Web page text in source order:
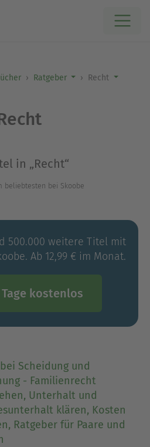
Ratgeber Recht
in „Recht“
beliebtesten bei Skoobe
500.000 weitere Titel mit
Ab 12,99 € im Monat.
Tage kostenlos
Scheidung und
- Familienrecht
Unterhalt und
klären, Kosten
Ratgeber für Paare und